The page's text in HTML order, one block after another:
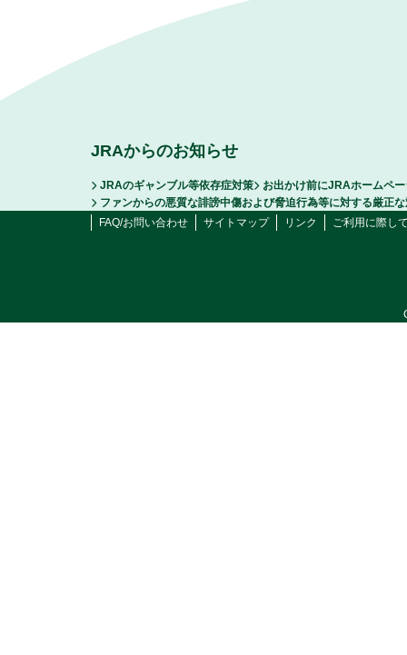
JRAからのお知らせ
JRAのギャンブル等依存症対策
お出かけ前にJRAホームペ
ファンからの悪質な誹謗中傷および脅迫行為等に対する厳正
FAQ/お問い合わせ
サイトマップ リンク ご利用に際し